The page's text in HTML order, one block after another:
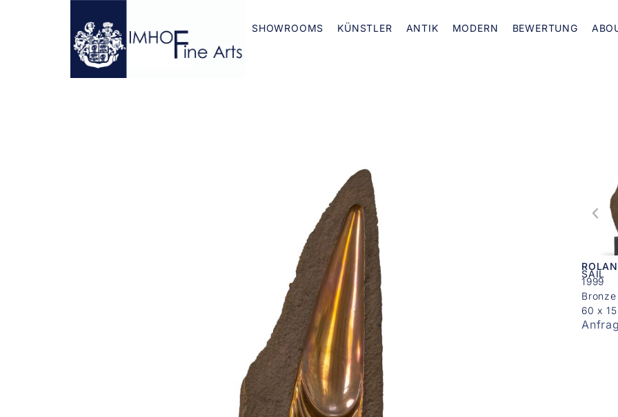
SHOWROOMS
KÜNSTLER ANTIK MODERN BEWERTUNG
SAIL
1999
60 x